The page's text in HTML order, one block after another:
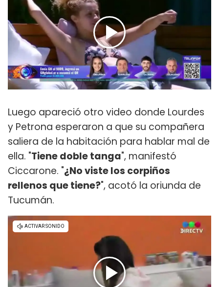
Luego apareció otro video donde Lourdes
y Petrona esperaron a que su compañera
saliera de la habitación para hablar mal de
ella. "Tiene doble tanga", manifestó
Ciccarone. "¿No viste los corpiños
rellenos que tiene?", acotó la oriunda de
Tucumán.